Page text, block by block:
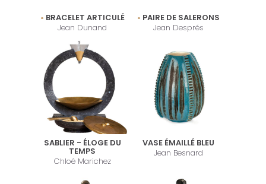
BRACELET ARTICULÉ
Jean Dunand
PAIRE DE SALERONS
Jean Després
SABLIER - ÉLOGE DU
TEMPS
Chloé Marichez
VASE ÉMAILLÉ BLEU
Jean Besnard